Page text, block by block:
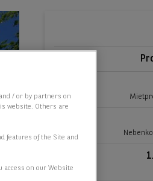
/ or by partners on
website. Others are
features of the Site and
access on our Website